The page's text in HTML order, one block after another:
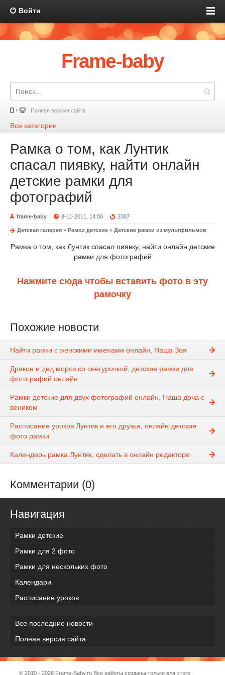
Войти
Frame-baby
Полная версия сайта
Все категории
Рамка о том, как Лунтик
спасал пиявку, найти онлайн
детские рамки для
фотографий
frame-baby 8-11-2011, 14:08 3387
Детская галерея » Рамки детские » Детские рамки из мультфильмов
Рамка о том, как Лунтик спасал пиявку, найти онлайн детские
рамки для фотографий
Нажмите сюда чтобы вставить фото в эту
рамочку
Похожие новости
Найти рамки с женскими именами онлайн, Наша Зоя
Дракон и дед мороз со снегурочкой, детские рамки для
фотографий онлайн
Рамки детские для двух фотографий онлайн, Наша доча с
веником
Расписание уроков Лунтик и его друзья, онлайн детские
фото рамки
Календарь рамка Лунтик, сделать в онлайн редакторе
Комментарии (0)
Навигация
Рамки детские
Рамки для 2 фото
Рамки для нескольких фото
Календари
Расписание уроков
Все последние новости
Полная версия сайта
© 2010 - 2026 Frame-Baby.ru Все работы созданы только для этого